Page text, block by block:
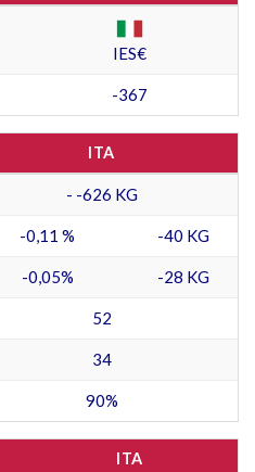
IES€
-367
ITA
- -626 KG
-0,11 % -40 KG
-0,05% -28 KG
52
34
90%
ITA